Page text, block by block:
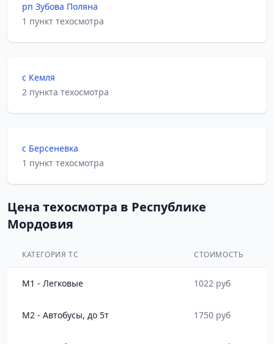
рп Зубова Поляна
1 пункт техосмотра
с Кемля
2 пункта техосмотра
с Берсеневка
1 пункт техосмотра
Цена техосмотра в Республике
Мордовия
КАТЕГОРИЯ ТС СТОИМОСТЬ
M1 - Легковые 1022 руб
M2 - Автобусы, до 5т 1750 руб